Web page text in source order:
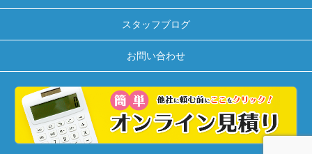
スタッフブログ
お問い合わせ